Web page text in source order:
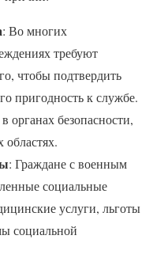
: Во многих
требуют
чтобы подтвердить
пригодность к службе.
органах безопасности,
: Граждане с военным
социальные
услуги, льготы
социальной